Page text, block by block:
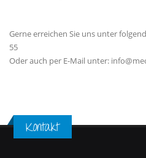
Gerne erreichen Sie uns unter
55
Oder auch per E-Mail unter:
Kontakt